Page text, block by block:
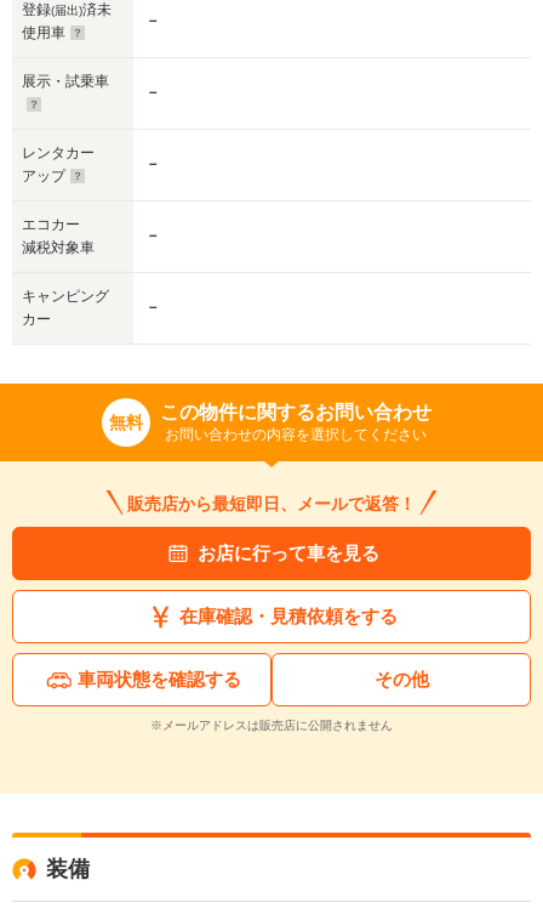
登録(届出)済未
使用車
－
展示・試乗車
－
レンタカー
アップ
－
エコカー
減税対象車
－
キャンピング
カー
－
無料 この物件に関するお問い合わせ
お問い合わせの内容を選択してください
販売店から最短即日、メールで返答！
お店に行って車を見る
在庫確認・見積依頼をする
車両状態を確認する その他
※メールアドレスは販売店に公開されません
装備